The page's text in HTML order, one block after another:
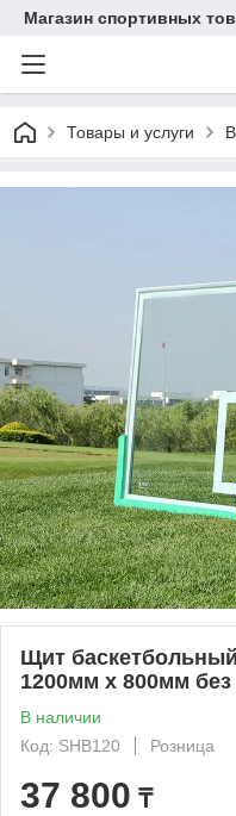
Магазин спортивных
Товары и услуги
Щит
1200мм х 800мм
В наличии
Код: SHB120
Розница
37 800 ₸